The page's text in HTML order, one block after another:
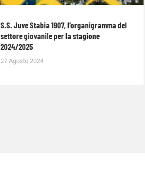
S.S. Juve Stabia 1907, l’organigramma del
settore giovanile per la stagione
2024/2025
27 Agosto 2024